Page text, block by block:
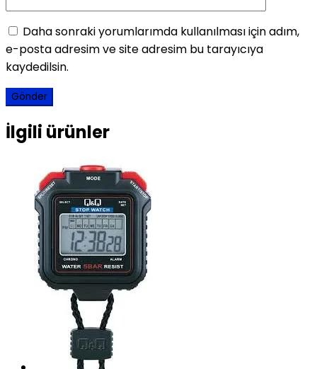
Daha sonraki yorumlarımda kullanılması için adım,
e-posta adresim ve site adresim bu tarayıcıya
kaydedilsin.
İlgili ürünler